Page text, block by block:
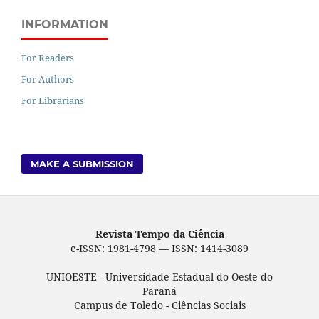
INFORMATION
For Readers
For Authors
For Librarians
MAKE A SUBMISSION
Revista Tempo da Ciência
e-ISSN: 1981-4798 — ISSN: 1414-3089
UNIOESTE - Universidade Estadual do Oeste do
Paraná
Campus de Toledo - Ciências Sociais